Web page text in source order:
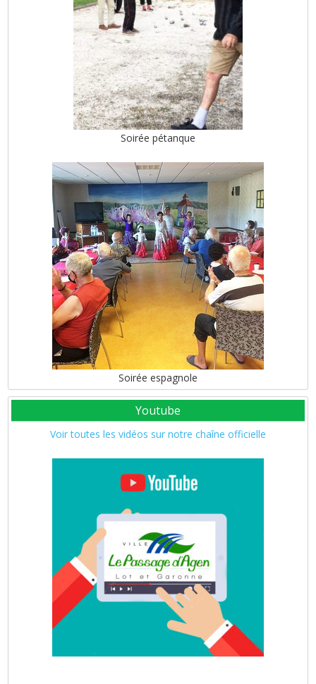
Soirée pétanque
Soirée espagnole
Youtube
Voir toutes les vidéos sur notre chaîne officielle